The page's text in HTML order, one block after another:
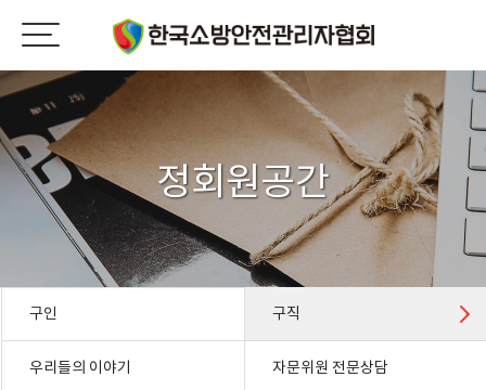
정회원공간
구인 구직
우리들의 이야기 자문위원 전문상담